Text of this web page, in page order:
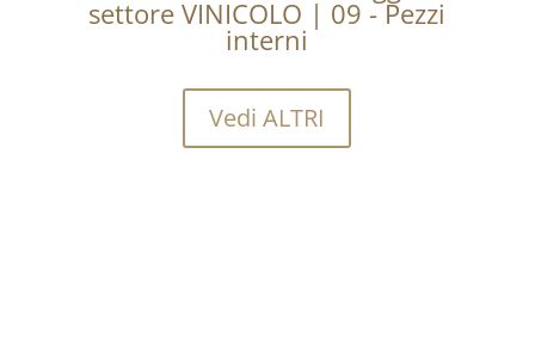
settore VINICOLO | 09 - Pezzi
interni
Vedi ALTRI